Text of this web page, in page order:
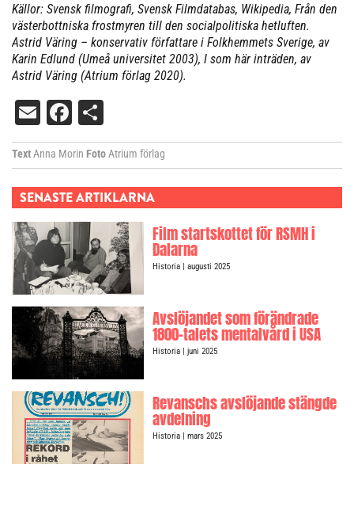
Källor: Svensk filmografi, Svensk Filmdatabas, Wikipedia, Från den
västerbottniska frostmyren till den socialpolitiska hetluften.
Astrid Väring – konservativ författare i Folkhemmets Sverige, av
Karin Edlund (Umeå universitet 2003), I som här inträden, av
Astrid Väring (Atrium förlag 2020).
EmailFacebook
TextAnna Morin FotoAtrium förlag
SENASTE ARTIKLARNA
Film startskottet för RSMH i
Dalarna
Historia| augusti 2025
Avslöjandet som förändrade
1800-talets mentalvård i USA
Historia| juni 2025
Revanschs avslöjande stängde
avdelning
Historia| mars 2025